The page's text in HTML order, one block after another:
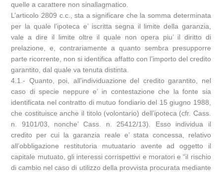
quelle a carattere non sinallagmatico.
L’articolo 2809 c.c., sta a significare che la somma determinata
per la quale l’ipoteca e’ iscritta segna il limite della garanzia,
vale a dire il limite oltre il quale non opera piu’ il diritto di
prelazione, e, contrariamente a quanto sembra presupporre
parte ricorrente, non si identifica affatto con l’importo del credito
garantito, dal quale va tenuta distinta.
4.1.- Quanto, poi, all’individuazione del credito garantito, nel
caso di specie neppure e’ in contestazione che la fonte sia
identificata nel contratto di mutuo fondiario del 15 giugno 1988,
che costituisce anche il titolo (volontario) dell’ipoteca (cfr. Cass.
n. 9101/03, nonche’ Cass. n. 25412/13). Esso individua il
credito per cui la garanzia reale e’ stata concessa, relativo
all’obbligazione restitutoria mutuatario avente ad oggetto il
capitale mutuato, gli interessi corrispettivi e moratori e “il rischio
di cambio nel caso di utilizzo della provvista procurata mediante